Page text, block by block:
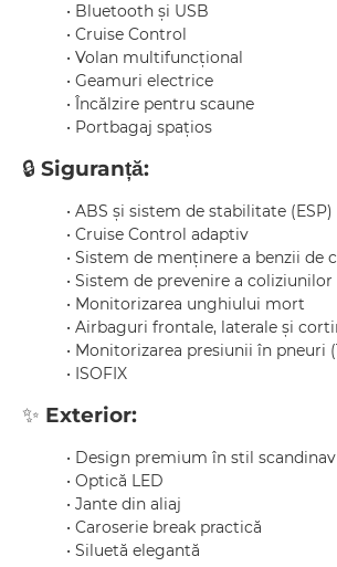
• Bluetooth și USB
• Cruise Control
• Volan multifuncțional
• Geamuri electrice
• Încălzire pentru scaune
• Portbagaj spațios
🔒 Siguranță:
• ABS și sistem de stabilitate (ESP)
• Cruise Control adaptiv
• Sistem de menținere a benzii de
• Sistem de prevenire a coliziunilor
• Monitorizarea unghiului mort
• Airbaguri frontale, laterale și
• Monitorizarea presiunii în pneuri
• ISOFIX
✨ Exterior:
• Design premium în stil scandinav
• Optică LED
• Jante din aliaj
• Caroserie break practică
• Siluetă elegantă